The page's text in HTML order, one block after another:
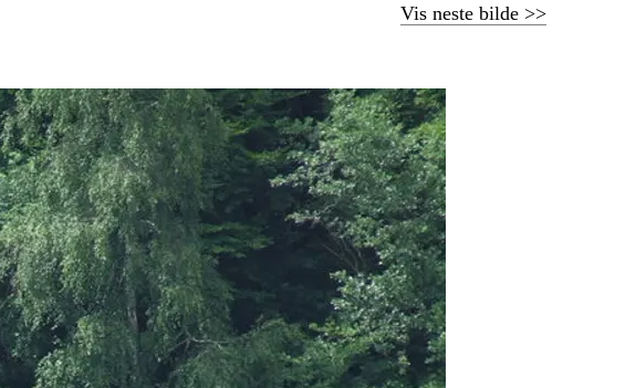
Vis neste bilde >>